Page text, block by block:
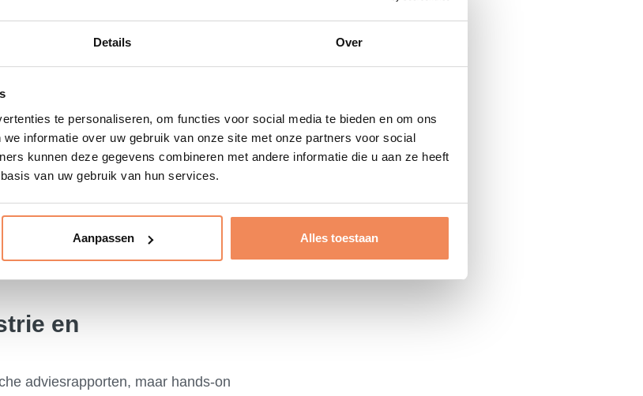
Details Over
te personaliseren, om functies voor social media te bieden en om ons
informatie over uw gebruik van onze site met onze partners voor social
kunnen deze gegevens combineren met andere informatie die u aan ze heeft
van uw gebruik van hun services.
Aanpassen Alles toestaan
direct bij de
veilige opslaglocaties op basis van
aan jouw stuklijsten (BOM)
van het product om de
en
adviesrapporten, maar hands-on